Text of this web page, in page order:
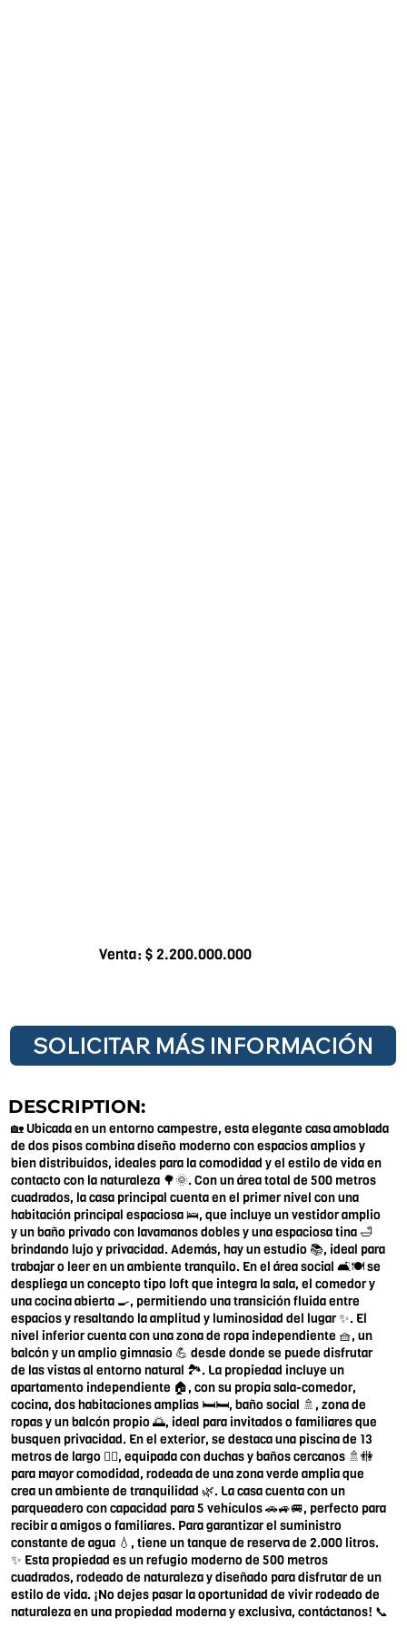
Venta: $ 2.200.000.000
SOLICITAR MÁS INFORMACIÓN
DESCRIPTION:
🏡 Ubicada en un entorno campestre, esta elegante casa amoblada
de dos pisos combina diseño moderno con espacios amplios y
bien distribuidos, ideales para la comodidad y el estilo de vida en
contacto con la naturaleza 🌳🌞. Con un área total de 500 metros
cuadrados, la casa principal cuenta en el primer nivel con una
habitación principal espaciosa 🛌, que incluye un vestidor amplio
y un baño privado con lavamanos dobles y una espaciosa tina 🛁
brindando lujo y privacidad. Además, hay un estudio 📚, ideal para
trabajar o leer en un ambiente tranquilo. En el área social 🛋️🍽️ se
despliega un concepto tipo loft que integra la sala, el comedor y
una cocina abierta 🍳, permitiendo una transición fluida entre
espacios y resaltando la amplitud y luminosidad del lugar ✨. El
nivel inferior cuenta con una zona de ropa independiente 🧺, un
balcón y un amplio gimnasio 💪 desde donde se puede disfrutar
de las vistas al entorno natural 🏞️. La propiedad incluye un
apartamento independiente 🏠, con su propia sala-comedor,
cocina, dos habitaciones amplias 🛏️🛏️, baño social 🚿, zona de
ropas y un balcón propio 🌅, ideal para invitados o familiares que
busquen privacidad. En el exterior, se destaca una piscina de 13
metros de largo 🏊‍♂️, equipada con duchas y baños cercanos 🚿🚻
para mayor comodidad, rodeada de una zona verde amplia que
crea un ambiente de tranquilidad 🌿. La casa cuenta con un
parqueadero con capacidad para 5 vehículos 🚗🚙🚐, perfecto para
recibir a amigos o familiares. Para garantizar el suministro
constante de agua 💧, tiene un tanque de reserva de 2.000 litros.
✨ Esta propiedad es un refugio moderno de 500 metros
cuadrados, rodeado de naturaleza y diseñado para disfrutar de un
estilo de vida. ¡No dejes pasar la oportunidad de vivir rodeado de
naturaleza en una propiedad moderna y exclusiva, contáctanos! 📞